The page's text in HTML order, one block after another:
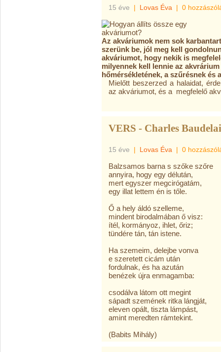
15 éve | Lovas Éva | 0
Az akváriumok nem sok
szerünk be, jól meg kell
akváriumot, hogy nekik is
milyennek kell lennie az
hőmérsékletének, a szűrésnek és
Mielőtt beszerzed a halaidat,
az akváriumot, és a megfelelő
VERS - Charles
15 éve | Lovas Éva | 0
Balzsamos barna s szőke szőre
annyira, hogy egy délután,
mert egyszer megcirógatám,
egy illat lettem én is tőle.
Ő a hely áldó szelleme,
mindent birodalmában ő visz:
ítél, kormányoz, ihlet, őriz;
tündére tán, tán istene.
Ha szemeim, delejbe vonva
e szeretett cicám után
fordulnak, és ha azután
benézek újra enmagamba:
csodálva látom ott megint
sápadt szemének ritka lángját,
eleven opált, tiszta lámpást,
amint meredten rámtekint.
(Babits Mihály)